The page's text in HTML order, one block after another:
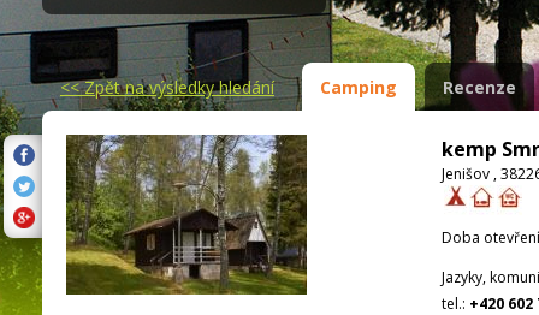
<<Zpět na výsledky hledání Camping Recenze
kemp
Jenišov ,
Doba
Jazyky,
tel.: +420 602